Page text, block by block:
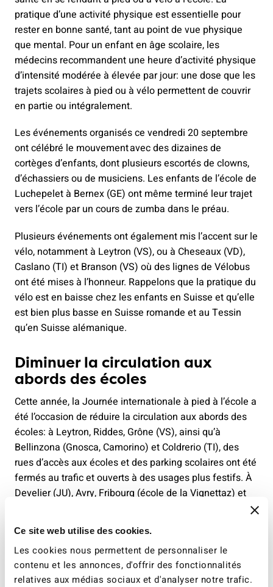
Ce site web utilise des cookies.
Les cookies nous permettent de personnaliser le
contenu et les annonces, d'offrir des fonctionnalités
relatives aux médias sociaux et d'analyser notre trafic.
pratique d’une activité physique est essentielle pour
rester en bonne santé, tant au point de vue physique
que mental. Pour un enfant en âge scolaire, les
médecins recommandent une heure d’activité physique
d’intensité modérée à élevée par jour: une dose que les
trajets scolaires à pied ou à vélo permettent de couvrir
en partie ou intégralement.
Les événements organisés ce vendredi 20 septembre
ont célébré le mouvement avec des dizaines de
cortèges d’enfants, dont plusieurs escortés de clowns,
d’échassiers ou de musiciens. Les enfants de l’école de
Luchepelet à Bernex (GE) ont même terminé leur trajet
vers l’école par un cours de zumba dans le préau.
Plusieurs événements ont également mis l’accent sur le
vélo, notamment à Leytron (VS), ou à Cheseaux (VD),
Caslano (TI) et Branson (VS) où des lignes de Vélobus
ont été mises à l’honneur. Rappelons que la pratique du
vélo est en baisse chez les enfants en Suisse et qu’elle
est bien plus basse en Suisse romande et au Tessin
qu’en Suisse alémanique.
Diminuer la circulation aux
abords des écoles
Cette année, la Journée internationale à pied à l’école a
été l’occasion de réduire la circulation aux abords des
écoles: à Leytron, Riddes, Grône (VS), ainsi qu’à
Bellinzona (Gnosca, Camorino) et Coldrerio (TI), des
rues d’accès aux écoles et des parking scolaires ont été
fermés au trafic et ouverts à des usages plus festifs. À
Develier (JU), Avry, Fribourg (école de la Vignettaz) et
et à parcourir le reste du chemin à pied. Ces initiatives
d’un jour sont l’amorce pour des actions à plus long
terme visant à diminuer l’impact du trafic motorisé à